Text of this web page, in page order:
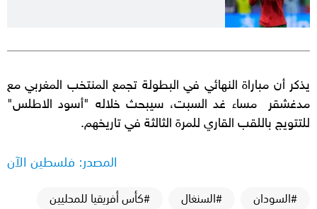
يذكر أن مباراة النهائي في البطولة تجمع المنتخب المغربي مع
مدغشقر مساء غد السبت، سيبحث خلاله "أسود الاطلس"
للتتويج باللقب القاري للمرة الثالثة في تاريخهم.
المصدر: فلسطين الآن
#السودان #السنغال #كأس أفريقيا للمحليين